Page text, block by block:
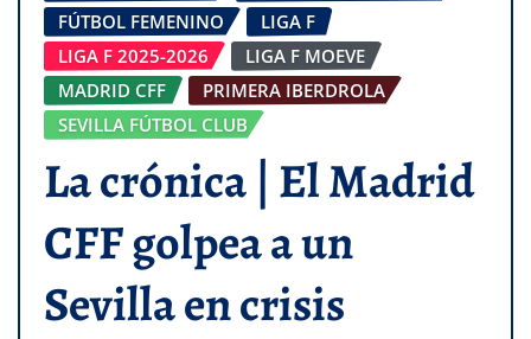
FÚTBOL FEMENINO
LIGA F
LIGA F 2025-2026
LIGA F MOEVE
MADRID CFF
PRIMERA IBERDROLA
SEVILLA FÚTBOL CLUB
La crónica | El Madrid
CFF golpea a un
Sevilla en crisis